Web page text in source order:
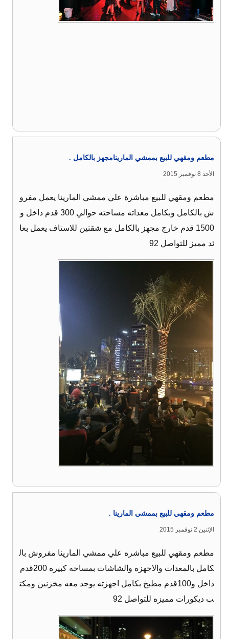
مطعم ومقهي للبيع بممشي المارينامجهز بالكامل .
الأحد 8 نوفمبر 2015
مطعم ومقهي للبيع مباشرة علي ممشي المارينا يعمل مفرو
ش بالكامل وبكامل معداته مساحته حوالي 300 قدم داخل و
1500 قدم خارج مجهز بالكامل مع شقتين للاستاف يعمل بعا
ئد مميز للتواصل 92
مطعم ومقهي للبيع بممشي المارينا .
الإثنين 2 نوفمبر 2015
مطعم ومقهي للبيع مباشره علي ممشي المارينا مفروش بال
كامل بالمعدات والاجهزه والشاشات بمساحه كبيره 200قدم
داخل و100قدم مطبخ بكامل اجهزته يوجد معه مخزنين ومكت
ب ديكورات مميزه للتواصل 92